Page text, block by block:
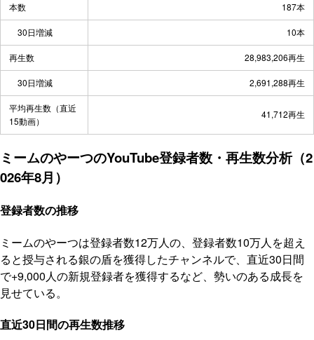
本数 187本
30日増減 10本
再生数 28,983,206再生
30日増減 2,691,288再生
平均再生数（直近
15動画）
41,712再生
ミームのやーつのYouTube登録者数・再生数分析（2
026年8月）
登録者数の推移
ミームのやーつは登録者数12万人の、登録者数10万人を超え
ると授与される銀の盾を獲得したチャンネルで、直近30日間
で+9,000人の新規登録者を獲得するなど、勢いのある成長を
見せている。
直近30日間の再生数推移